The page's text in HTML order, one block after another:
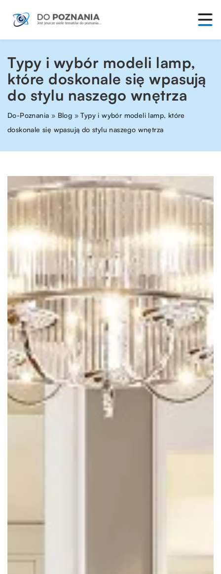
Typy i wybór modeli lamp,
które doskonale się wpasują
do stylu naszego wnętrza
Do-Poznania » Blog »Typy i wybór modeli lamp, które
doskonale się wpasują do stylu naszego wnętrza